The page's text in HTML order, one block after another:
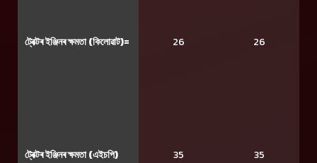
ট্ৰেক্টৰ ইঞ্জিনৰ ক্ষমতা (কিলোৱাট)=
ট্ৰেক্টৰ ইঞ্জিনৰ ক্ষমতা (এইচপি)
26
35
26
35